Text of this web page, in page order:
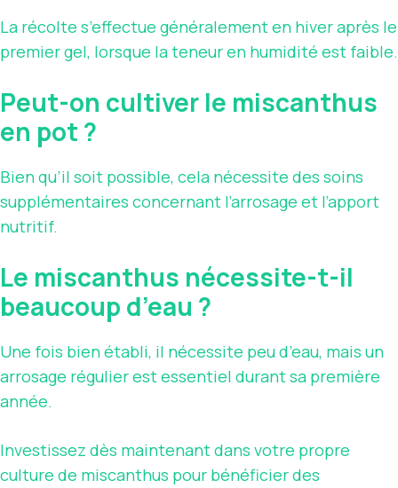
La récolte s’effectue généralement en hiver après le
premier gel, lorsque la teneur en humidité est faible.
Peut-on cultiver le miscanthus
en pot ?
Bien qu’il soit possible, cela nécessite des soins
supplémentaires concernant l’arrosage et l’apport
nutritif.
Le miscanthus nécessite-t-il
beaucoup d’eau ?
Une fois bien établi, il nécessite peu d’eau, mais un
arrosage régulier est essentiel durant sa première
année.
Investissez dès maintenant dans votre propre
culture de miscanthus pour bénéficier des